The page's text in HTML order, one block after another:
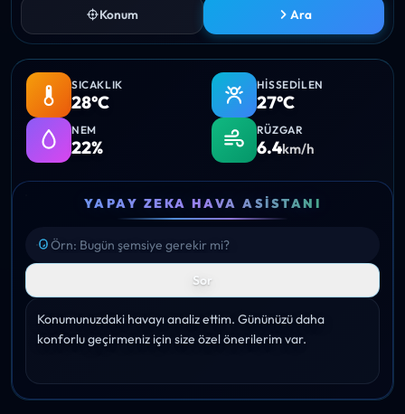
Konum Ara
SICAKLIK
28°C
HISSEDILEN
27°C
NEM
22%
RÜZGAR
6.4km/h
YAPAY ZEKA HAVA ASISTANI
Sor
Konumunuzdaki havayı analiz ettim. Gününüzü daha
konforlu geçirmeniz için size özel önerilerim var.